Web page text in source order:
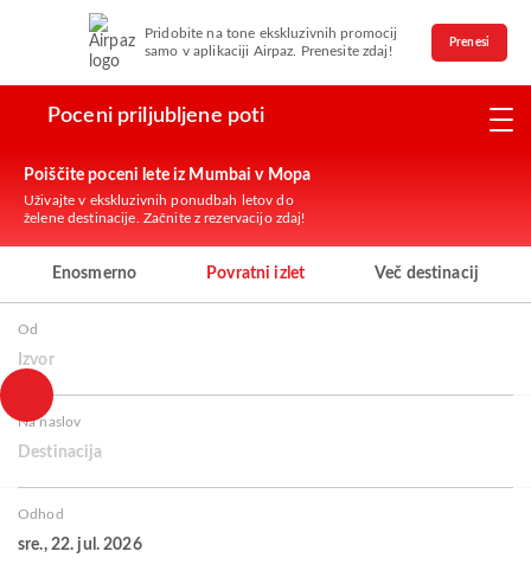
Pridobite na tone ekskluzivnih promocij
samo v aplikaciji Airpaz. Prenesite zdaj!
Prenesi
Poceni priljubljene poti
Poiščite poceni lete iz Mumbai v Mopa
Uživajte v ekskluzivnih ponudbah letov do
želene destinacije. Začnite z rezervacijo zdaj!
Enosmerno Povratni izlet Več destinacij
Od
Izvor
Na naslov
Destinacija
Odhod
sre., 22. jul. 2026